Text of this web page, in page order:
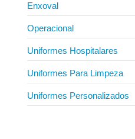
Enxoval
Operacional
Uniformes Hospitalares
Uniformes Para Limpeza
Uniformes Personalizados